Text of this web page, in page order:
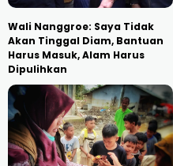
Wali Nanggroe: Saya Tidak
Akan Tinggal Diam, Bantuan
Harus Masuk, Alam Harus
Dipulihkan